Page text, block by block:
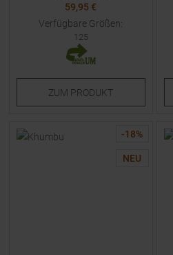
59,95 €
Verfügbare Größen:
125
ZUM PRODUKT
-18%
NEU